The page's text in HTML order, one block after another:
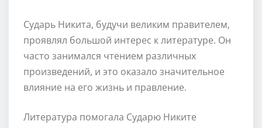
Сударь Никита, будучи великим правителем,
проявлял большой интерес к литературе. Он
часто занимался чтением различных
произведений, и это оказало значительное
влияние на его жизнь и правление.
Литература помогала Сударю Никите